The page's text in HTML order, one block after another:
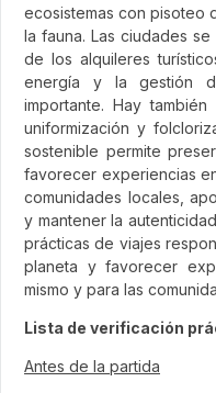
ecosistemas con pisoteo
la fauna. Las ciudades
de los alquileres
energía y la gestión
importante. Hay
uniformización y
sostenible permite
favorecer experiencias
comunidades locales,
y mantener la
prácticas de viajes
planeta y favorecer
mismo y para las
Lista de verificación
Antes de la partida